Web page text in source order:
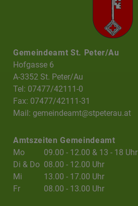
Gemeindeamt St. Peter/Au
Hofgasse 6
A-3352 St. Peter/Au
Tel: 07477/42111-0
Fax: 07477/42111-31
Mail:gemeindeamt@stpeterau.at
Amtszeiten Gemeindeamt
Mo
09.00 - 12.00 & 13 - 18 Uhr
Di & Do 08.00 - 12.00 Uhr
Mi
13.00 - 17.00 Uhr
Fr
08.00 - 13.00 Uhr